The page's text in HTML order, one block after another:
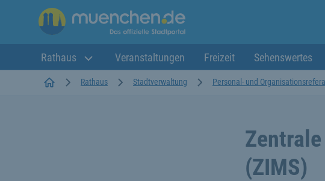
Rathaus Veranstaltungen Freizeit Sehenswertes
StartseiteRathaus Stadtverwaltung Personal- und
(ZIMS)